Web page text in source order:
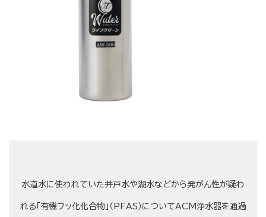
水道水に使われていた井戸水や湖水などから発がん性が疑わ
れる「有機フッ化化合物」（PFAS）についてACM浄水器を通過